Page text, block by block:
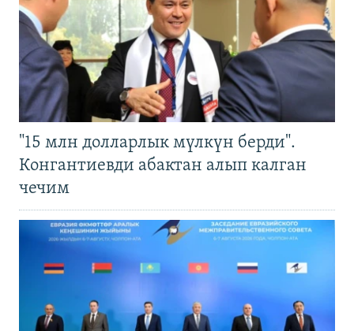
"15 млн долларлык мүлкүн берди".
Конгантиевди абактан алып калган
чечим